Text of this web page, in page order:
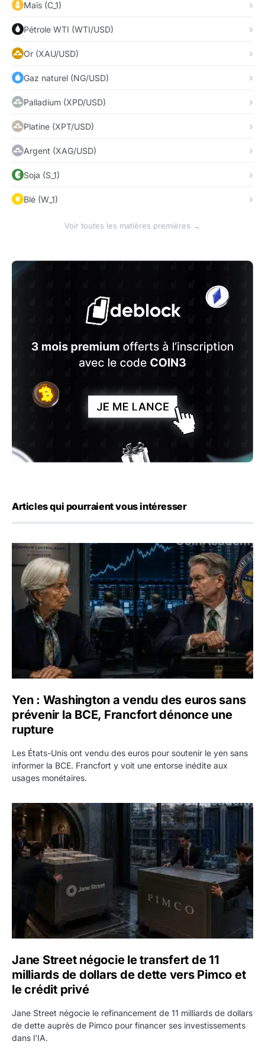
Maïs (C_1)
Pétrole WTI (WTI/USD)
Or (XAU/USD)
Gaz naturel (NG/USD)
Palladium (XPD/USD)
Platine (XPT/USD)
Argent (XAG/USD)
Soja (S_1)
Blé (W_1)
Voir toutes les matières premières →
Articles qui pourraient vous intéresser
Yen : Washington a vendu des euros sans prévenir la
Yen : Washington a vendu des euros sans
prévenir la BCE, Francfort dénonce une
rupture
Les États-Unis ont vendu des euros pour soutenir le yen sans
informer la BCE. Francfort y voit une entorse inédite aux
usages monétaires.
Jane Street négocie le transfert de 11 milliards de
Jane Street négocie le transfert de 11
milliards de dollars de dette vers Pimco et
le crédit privé
Jane Street négocie le refinancement de 11 milliards de dollars
de dette auprès de Pimco pour financer ses investissements
dans l'IA.